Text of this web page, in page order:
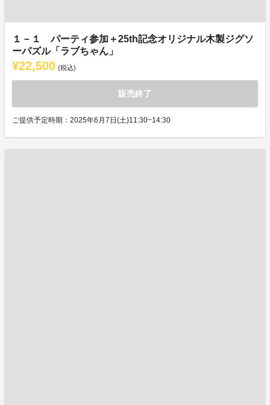
１－１ パーティ参加＋25th記念オリジナル木製ジグソ
ーパズル「ラブちゃん」
¥22,500 (税込)
販売終了
ご提供予定時期：2025年6月7日(土)11:30~14:30